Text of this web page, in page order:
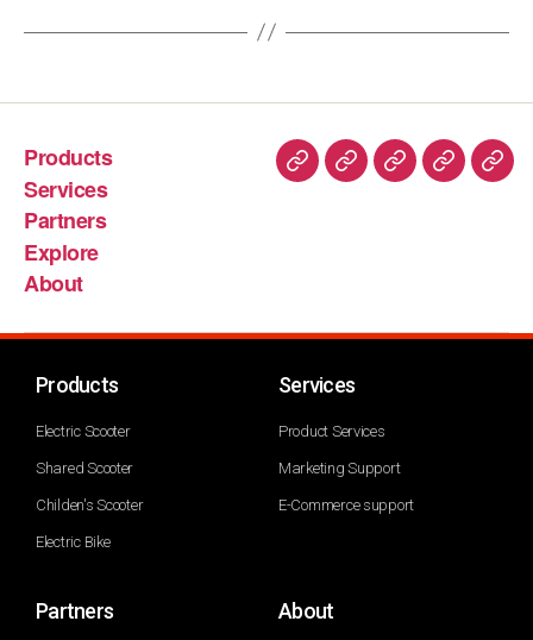
Products
Services
Partners
Explore
About
Products
Electric Scooter
Shared Scooter
Childen's Scooter
Electric Bike
Services
Product Services
Marketing Support
E-Commerce support
Partners About